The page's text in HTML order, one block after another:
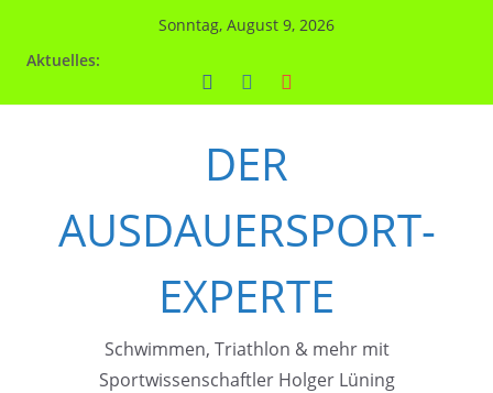
Sonntag, August 9, 2026
Aktuelles:
DER
AUSDAUERSPORT-
EXPERTE
Schwimmen, Triathlon & mehr mit
Sportwissenschaftler Holger Lüning